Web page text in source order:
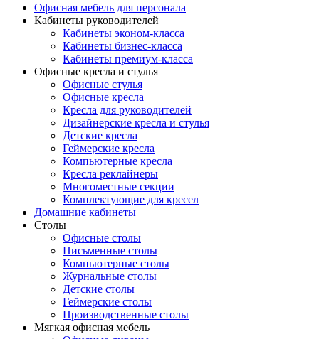
Офисная мебель для персонала
Кабинеты руководителей
Кабинеты эконом-класса
Кабинеты бизнес-класса
Кабинеты премиум-класса
Офисные кресла и стулья
Офисные стулья
Офисные кресла
Кресла для руководителей
Дизайнерские кресла и стулья
Детские кресла
Геймерские кресла
Компьютерные кресла
Кресла реклайнеры
Многоместные секции
Комплектующие для кресел
Домашние кабинеты
Столы
Офисные столы
Письменные столы
Компьютерные столы
Журнальные столы
Детские столы
Геймерские столы
Производственные столы
Мягкая офисная мебель